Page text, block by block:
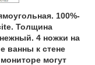
100%-
Толщина
4 ножки на
ванны к стене
могут